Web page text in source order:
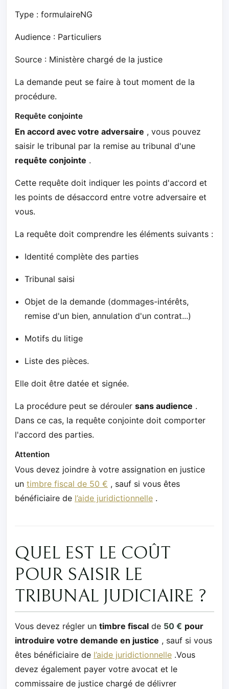
Type : formulaireNG
Audience : Particuliers
Source : Ministère chargé de la justice
La demande peut se faire à tout moment de la
procédure.
Requête conjointe
En accord avec votre adversaire , vous pouvez
saisir le tribunal par la remise au tribunal d'une
requête conjointe .
Cette requête doit indiquer les points d'accord et
les points de désaccord entre votre adversaire et
vous.
La requête doit comprendre les éléments suivants :
Identité complète des parties
Tribunal saisi
Objet de la demande (dommages-intérêts,
remise d'un bien, annulation d'un contrat...)
Motifs du litige
Liste des pièces.
Elle doit être datée et signée.
La procédure peut se dérouler sans audience .
Dans ce cas, la requête conjointe doit comporter
l'accord des parties.
Attention
Vous devez joindre à votre assignation en justice
un timbre fiscal de 50 € , sauf si vous êtes
bénéficiaire de l’aide juridictionnelle .
QUEL EST LE COÛT
POUR SAISIR LE
TRIBUNAL JUDICIAIRE ?
Vous devez régler un timbre fiscal de 50 € pour
introduire votre demande en justice , sauf si vous
êtes bénéficiaire de l’aide juridictionnelle .Vous
devez également payer votre avocat et le
commissaire de justice chargé de délivrer